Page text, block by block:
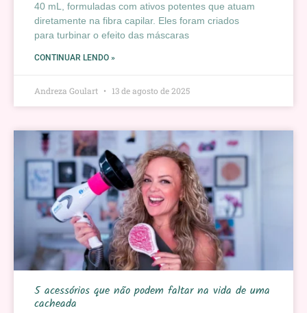
40 mL, formuladas com ativos potentes que atuam
diretamente na fibra capilar. Eles foram criados
para turbinar o efeito das máscaras
CONTINUAR LENDO »
Andreza Goulart 13 de agosto de 2025
5 acessórios que não podem faltar na vida de uma
cacheada